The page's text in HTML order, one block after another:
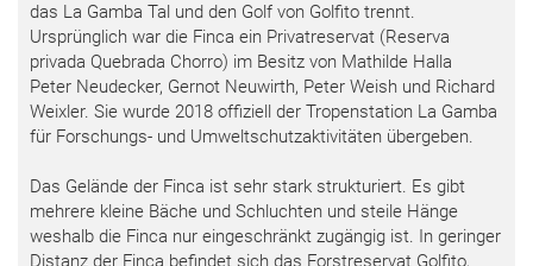
das La Gamba Tal und den Golf von Golfito trennt.
Ursprünglich war die Finca ein Privatreservat (Reserva
privada Quebrada Chorro) im Besitz von Mathilde Halla
Peter Neudecker, Gernot Neuwirth, Peter Weish und Richard
Weixler. Sie wurde 2018 offiziell der Tropenstation La Gamba
für Forschungs- und Umweltschutzaktivitäten übergeben.
Das Gelände der Finca ist sehr stark strukturiert. Es gibt
mehrere kleine Bäche und Schluchten und steile Hänge
weshalb die Finca nur eingeschränkt zugängig ist. In geringer
Distanz der Finca befindet sich das Forstreservat Golfito,